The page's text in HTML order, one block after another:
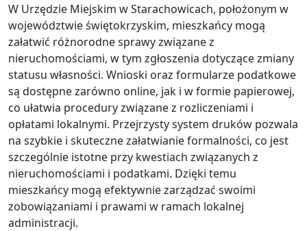
W Urzędzie Miejskim w Starachowicach, położonym w
województwie świętokrzyskim, mieszkańcy mogą
załatwić różnorodne sprawy związane z
nieruchomościami, w tym zgłoszenia dotyczące zmiany
statusu własności. Wnioski oraz formularze podatkowe
są dostępne zarówno online, jak i w formie papierowej,
co ułatwia procedury związane z rozliczeniami i
opłatami lokalnymi. Przejrzysty system druków pozwala
na szybkie i skuteczne załatwianie formalności, co jest
szczególnie istotne przy kwestiach związanych z
nieruchomościami i podatkami. Dzięki temu
mieszkańcy mogą efektywnie zarządzać swoimi
zobowiązaniami i prawami w ramach lokalnej
administracji.